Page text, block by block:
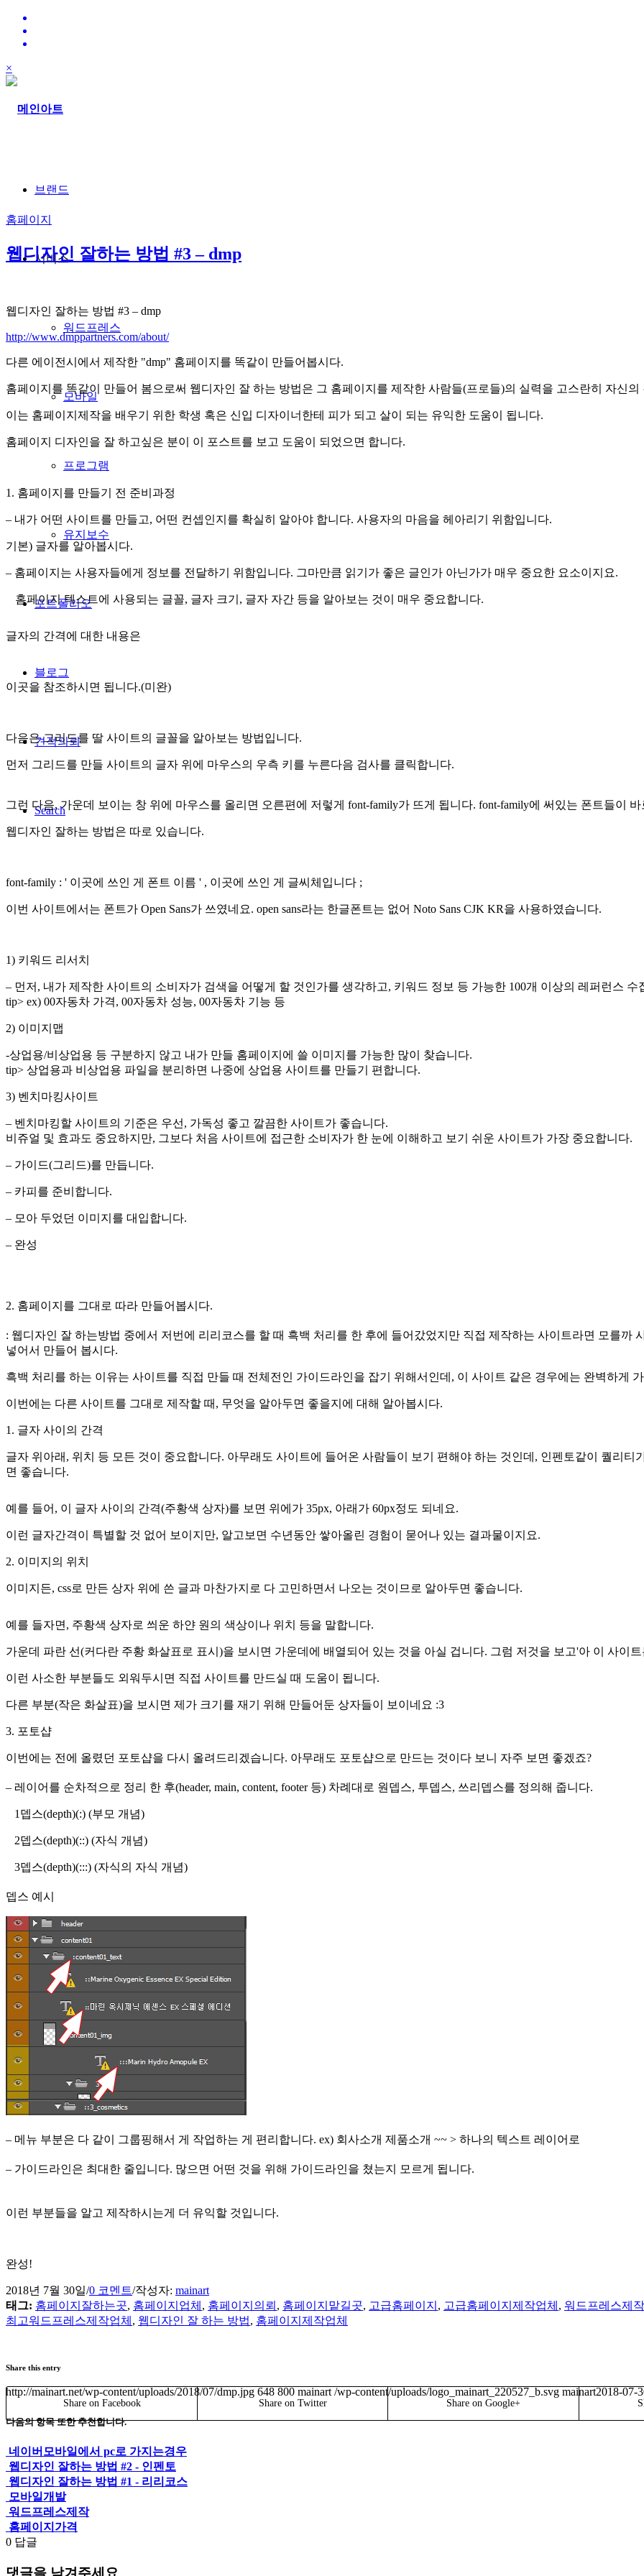
×
브랜드
서비스
워드프레스
모바일
프로그램
유지보수
포트폴리오
블로그
견적의뢰
Search
홈페이지
웹디자인 잘하는 방법 #3 – dmp
웹디자인 잘하는 방법 #3 – dmp
http://www.dmppartners.com/about/
다른 에이전시에서 제작한 "dmp" 홈페이지를 똑같이 만들어봅시다.
홈페이지를 똑같이 만들어 봄으로써 웹디자인 잘 하는 방법은 그 홈페이지를 제작한 사람들(프로들)의 실력을 고스란히 자신의
이는 홈페이지제작을 배우기 위한 학생 혹은 신입 디자이너한테 피가 되고 살이 되는 유익한 도움이 됩니다.
홈페이지 디자인을 잘 하고싶은 분이 이 포스트를 보고 도움이 되었으면 합니다.
1. 홈페이지를 만들기 전 준비과정
– 내가 어떤 사이트를 만들고, 어떤 컨셉인지를 확실히 알아야 합니다. 사용자의 마음을 헤아리기 위함입니다.
기본) 글자를 알아봅시다.
– 홈페이지는 사용자들에게 정보를 전달하기 위함입니다. 그마만큼 읽기가 좋은 글인가 아닌가가 매우 중요한 요소이지요.
홈페이지 텍스트에 사용되는 글꼴, 글자 크기, 글자 자간 등을 알아보는 것이 매우 중요합니다.
글자의 간격에 대한 내용은
이곳을 참조하시면 됩니다.(미완)
다음은 그리드를 딸 사이트의 글꼴을 알아보는 방법입니다.
먼저 그리드를 만들 사이트의 글자 위에 마우스의 우측 키를 누른다음 검사를 클릭합니다.
그런 다음, 가운데 보이는 창 위에 마우스를 올리면 오른편에 저렇게 font-family가 뜨게 됩니다. font-family에 써있는 폰트들이
웹디자인 잘하는 방법은 따로 있습니다.
font-family : ' 이곳에 쓰인 게 폰트 이름 ' , 이곳에 쓰인 게 글씨체입니다 ;
이번 사이트에서는 폰트가 Open Sans가 쓰였네요. open sans라는 한글폰트는 없어 Noto Sans CJK KR을 사용하였습니다.
1) 키워드 리서치
– 먼저, 내가 제작한 사이트의 소비자가 검색을 어떻게 할 것인가를 생각하고, 키워드 정보 등 가능한 100개 이상의 레퍼런스 수
tip> ex) 00자동차 가격, 00자동차 성능, 00자동차 기능 등
2) 이미지맵
-상업용/비상업용 등 구분하지 않고 내가 만들 홈페이지에 쓸 이미지를 가능한 많이 찾습니다.
tip> 상업용과 비상업용 파일을 분리하면 나중에 상업용 사이트를 만들기 편합니다.
3) 벤치마킹사이트
– 벤치마킹할 사이트의 기준은 우선, 가독성 좋고 깔끔한 사이트가 좋습니다.
비쥬얼 및 효과도 중요하지만, 그보다 처음 사이트에 접근한 소비자가 한 눈에 이해하고 보기 쉬운 사이트가 가장 중요합니다.
– 가이드(그리드)를 만듭니다.
– 카피를 준비합니다.
– 모아 두었던 이미지를 대입합니다.
– 완성
2. 홈페이지를 그대로 따라 만들어봅시다.
: 웹디자인 잘 하는방법 중에서 저번에 리리코스를 할 때 흑백 처리를 한 후에 들어갔었지만 직접 제작하는 사이트라면 모를까
넣어서 만들어 봅시다.
흑백 처리를 하는 이유는 사이트를 직접 만들 때 전체전인 가이드라인을 잡기 위해서인데, 이 사이트 같은 경우에는 완벽하게
이번에는 다른 사이트를 그대로 제작할 때, 무엇을 알아두면 좋을지에 대해 알아봅시다.
1. 글자 사이의 간격
글자 위아래, 위치 등 모든 것이 중요합니다. 아무래도 사이트에 들어온 사람들이 보기 편해야 하는 것인데, 인펜토같이 퀄리
면 좋습니다.
예를 들어, 이 글자 사이의 간격(주황색 상자)를 보면 위에가 35px, 아래가 60px정도 되네요.
이런 글자간격이 특별할 것 없어 보이지만, 알고보면 수년동안 쌓아올린 경험이 묻어나 있는 결과물이지요.
2. 이미지의 위치
이미지든, css로 만든 상자 위에 쓴 글과 마찬가지로 다 고민하면서 나오는 것이므로 알아두면 좋습니다.
예를 들자면, 주황색 상자로 씌운 하얀 원의 색상이나 위치 등을 말합니다.
가운데 파란 선(커다란 주황 화살표로 표시)을 보시면 가운데에 배열되어 있는 것을 아실 겁니다. 그럼 저것을 보고'아 이 사이
이런 사소한 부분들도 외워두시면 직접 사이트를 만드실 때 도움이 됩니다.
다른 부분(작은 화살표)을 보시면 제가 크기를 재기 위해 만들어둔 상자들이 보이네요 :3
3. 포토샵
이번에는 전에 올렸던 포토샵을 다시 올려드리겠습니다. 아무래도 포토샵으로 만드는 것이다 보니 자주 보면 좋겠죠?
– 레이어를 순차적으로 정리 한 후(header, main, content, footer 등) 차례대로 원뎁스, 투뎁스, 쓰리뎁스를 정의해 줍니다.
1뎁스(depth)(:) (부모 개념)
2뎁스(depth)(::) (자식 개념)
3뎁스(depth)(:::) (자식의 자식 개념)
뎁스 예시
– 메뉴 부분은 다 같이 그룹핑해서 게 작업하는 게 편리합니다. ex) 회사소개 제품소개 ~~ > 하나의 텍스트 레이어로
– 가이드라인은 최대한 줄입니다. 많으면 어떤 것을 위해 가이드라인을 쳤는지 모르게 됩니다.
이런 부분들을 알고 제작하시는게 더 유익할 것입니다.
완성!
2018년 7월 30일/0 코멘트/작성자: mainart
태그: 홈페이지잘하는곳, 홈페이지업체 , 홈페이지의뢰 , 홈페이지맡길곳, 고급홈페이지 , 고급홈페이지제작업체 , 워드프레스제
최고워드프레스제작업체 , 웹디자인 잘 하는 방법, 홈페이지제작업체
Share this entry
Share on Facebook Share on Twitter Share on Google+
http://mainart.net/wp-content/uploads/2018/07/dmp.jpg 648 800 mainart /wp-content/uploads/logo_mainart_220527_b.svg mainart2018-07-
다음의 항목 또한 추천합니다.
네이버모바일에서 pc로 가지는경우
웹디자인 잘하는 방법 #2 - 인펜토
웹디자인 잘하는 방법 #1 - 리리코스
모바일개발
워드프레스제작
홈페이지가격
0 답글
댓글을 남겨주세요